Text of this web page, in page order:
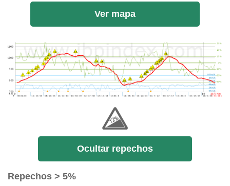
Ver mapa
Ocultar repechos
Repechos > 5%